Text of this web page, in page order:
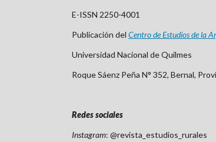
E-ISSN 2250-4001
Publicación del Centrode Estudios de la
Universidad Nacional de Quilmes
Roque Sáenz Peña N° 352, Bernal,
Redes sociales
Instagram: @revista_estudios_rurales